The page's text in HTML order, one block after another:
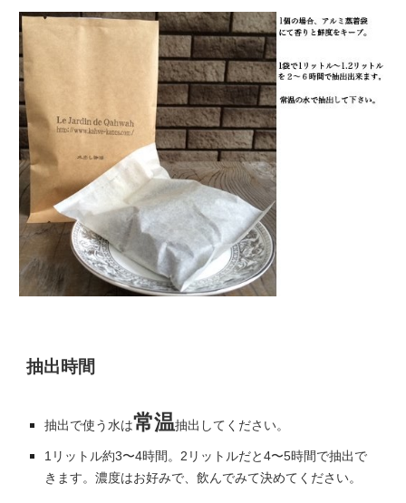
抽出時間
抽出で使う水は常温抽出してください。
1リットル約3〜4時間。2リットルだと4〜5時間で抽出で
きます。濃度はお好みで、飲んでみて決めてください。